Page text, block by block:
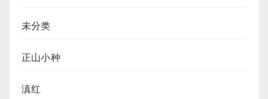
未分类
正山小种
滇红